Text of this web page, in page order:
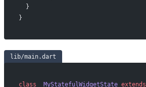
  }
}
lib/main.dart
class _MyStatefulWidgetState extends